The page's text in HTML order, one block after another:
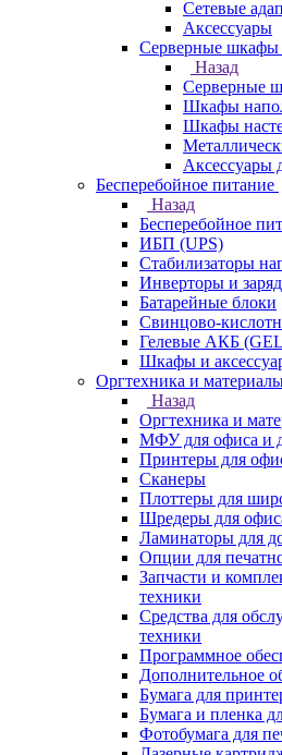
Сетевые
Аксессуары
Серверные шкафы
Назад
Серверные
Шкафы
Шкафы
Аксессуары
Бесперебойное питание
Назад
Бесперебойное
ИБП (UPS)
Стабилизаторы
Инверторы и
Батарейные блоки
Свинцово-
Гелевые АКБ
Шкафы и
Оргтехника и
Назад
Оргтехника и
МФУ для офиса и
Принтеры для
Сканеры
Плоттеры для
Шредеры для
Ламинаторы для
Опции для
Запчасти и
техники
Средства для
техники
Программное
Дополнительное
Бумага для
Бумага и пленка
Фотобумага для